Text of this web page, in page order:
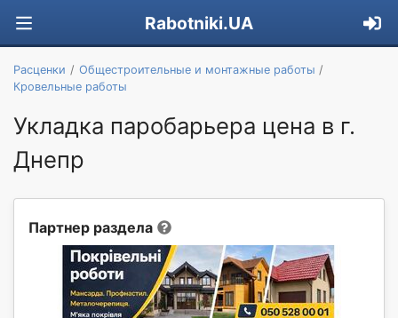
Rabotniki.UA
Расценки
Общестроительные и монтажные работы
Кровельные работы
Укладка паробарьера цена в г.
Днепр
Партнер раздела